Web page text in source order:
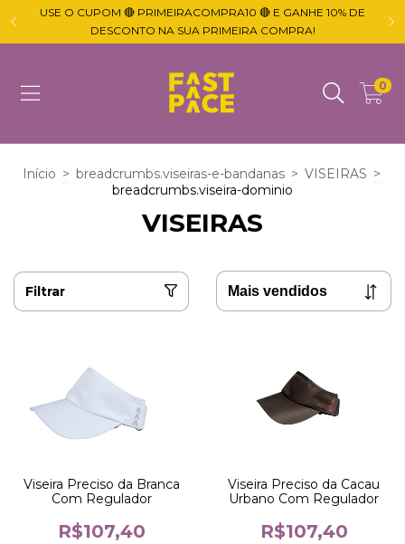
USE O CUPOM 🔴 PRIMEIRACOMPRA10 🔴 E GANHE 10% DE
DESCONTO NA SUA PRIMEIRA COMPRA!
0
Início > breadcrumbs.viseiras-e-bandanas > VISEIRAS >
breadcrumbs.viseira-dominio
VISEIRAS
Filtrar
Viseira Preciso da Branca
Com Regulador
R$107,40
Viseira Preciso da Cacau
Urbano Com Regulador
R$107,40